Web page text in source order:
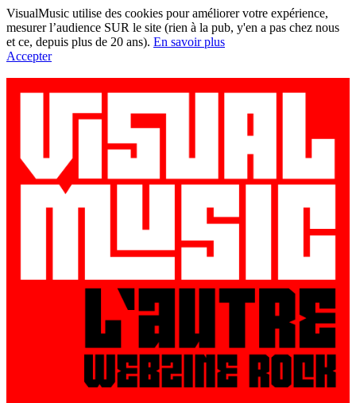
VisualMusic utilise des cookies pour améliorer votre expérience,
mesurer l’audience SUR le site (rien à la pub, y'en a pas chez nous
et ce, depuis plus de 20 ans). En savoir plus
Accepter